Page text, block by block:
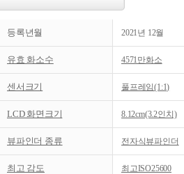
등록년월 2021년 12월
유효 화소수 4571만화소
센서크기 풀프레임(1:1)
LCD 화면크기 8.12cm(3.2인치)
뷰파인더 종류 전자식뷰파인더
최고 감도 최고ISO25600